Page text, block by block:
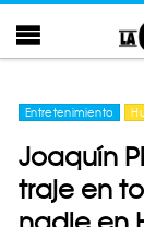
Entretenimiento
Joaquín
traje en